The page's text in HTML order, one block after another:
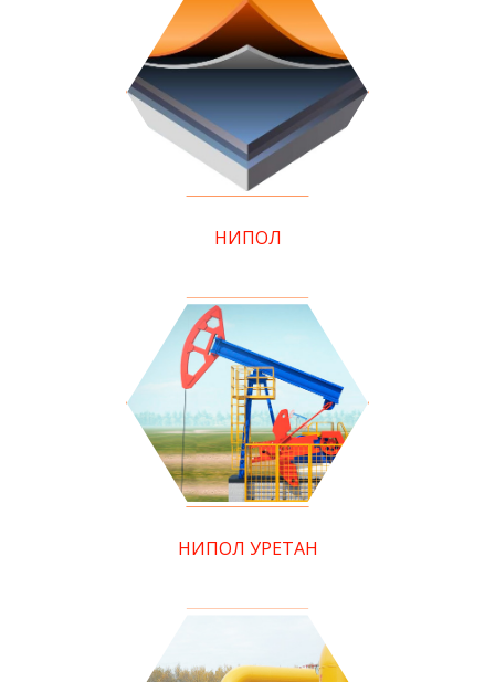
НИПОЛ
НИПОЛ УРЕТАН